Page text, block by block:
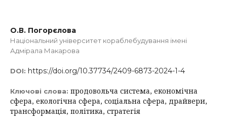
О.В. Погорєлова
Національний університет кораблебудування імені
Адмірала Макарова
DOI: https://doi.org/10.37734/2409-6873-2024-1-4
Ключові слова: продовольча система, економічна
сфера, екологічна сфера, соціальна сфера, драйвери,
трансформація, політика, стратегія